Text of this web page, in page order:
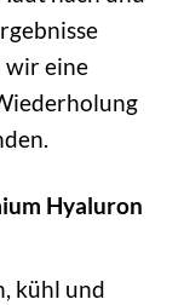
wir eine
Hyaluron
kühl und